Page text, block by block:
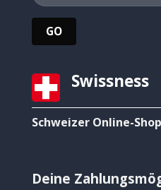
Swissness
Schweizer Online-
Deine